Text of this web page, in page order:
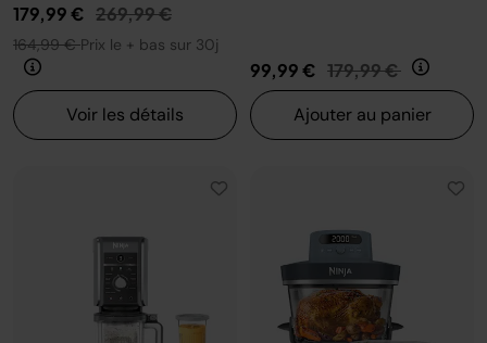
179,99 € Prix réduit de
269,99 €au
164,99 €Prix le + bas sur 30j
Voir les détails
99,99 € Prix réduit de
179,99 € au
Ajouter au panier